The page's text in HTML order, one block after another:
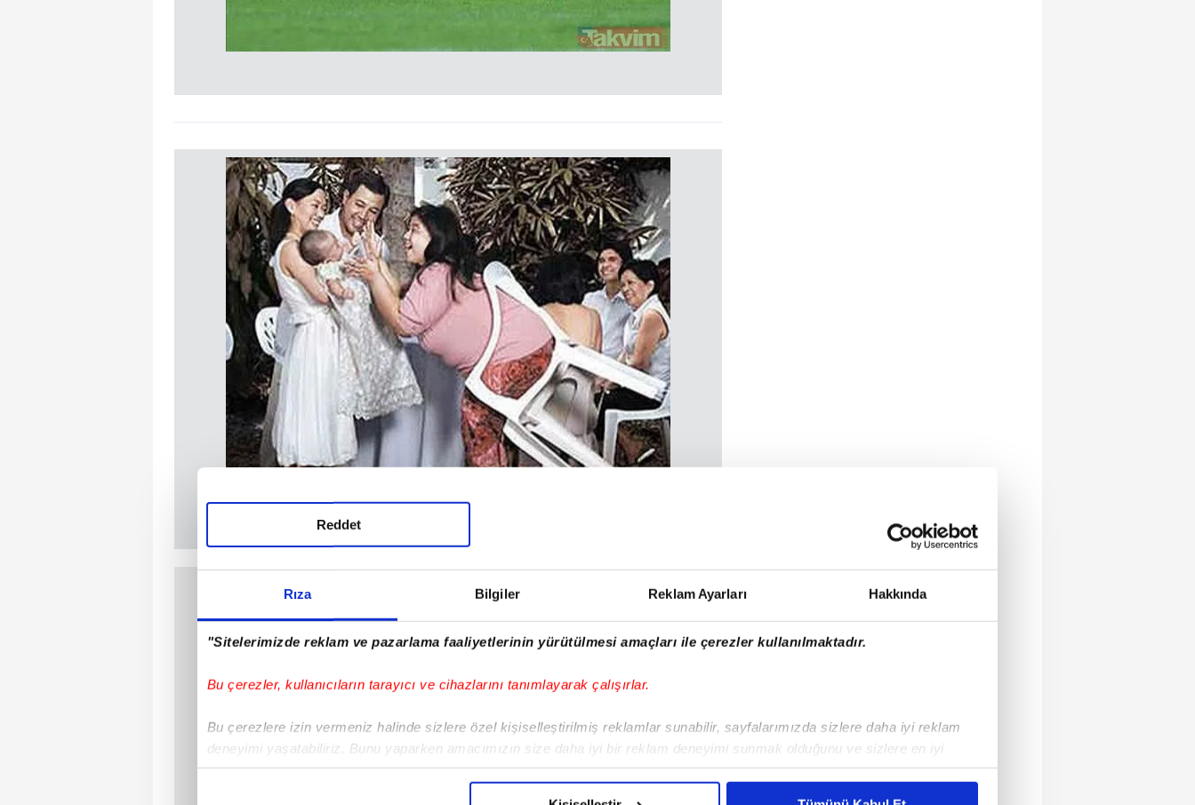
Rıza Bilgiler Reklam Ayarları Hakkında
"Sitelerimizde reklam ve pazarlama faaliyetlerinin yürütülmesi amaçları ile çerezler kullanılmaktadır.
Bu çerezler, kullanıcıların tarayıcı ve cihazlarını tanımlayarak çalışırlar.
Bu çerezlere izin vermeniz halinde sizlere özel kişiselleştirilmiş reklamlar sunabilir, sayfalarımızda sizlere daha iyi reklam
deneyimi yaşatabiliriz. Bunu yaparken amacımızın size daha iyi bir reklam deneyimi sunmak olduğunu ve sizlere en iyi
içerikleri sunabilmek adına elimizden gelen çabayı gösterdiğimizi ve bu noktada, reklamların maliyetlerimizi karşılamak
Reddet